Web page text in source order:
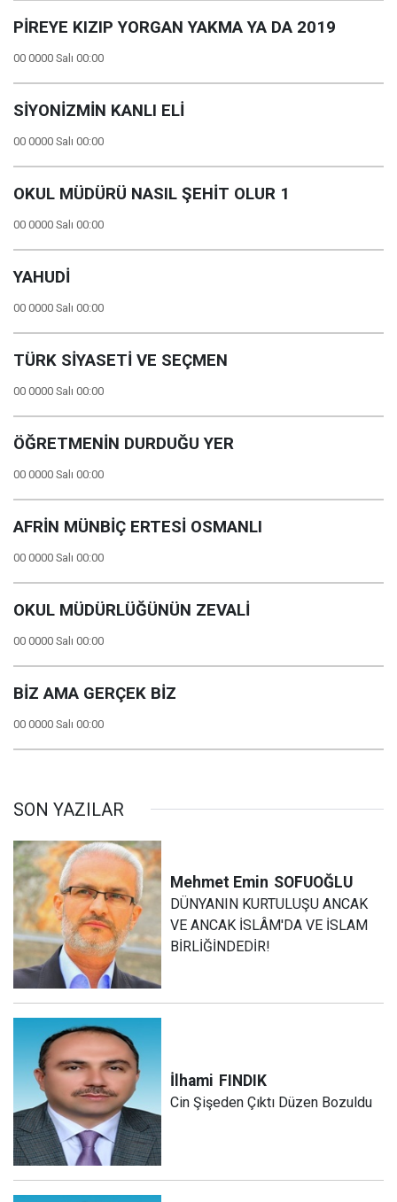
PİREYE KIZIP YORGAN YAKMA YA DA 2019
00 0000 Salı 00:00
SİYONİZMİN KANLI ELİ
00 0000 Salı 00:00
OKUL MÜDÜRÜ NASIL ŞEHİT OLUR 1
00 0000 Salı 00:00
YAHUDİ
00 0000 Salı 00:00
TÜRK SİYASETİ VE SEÇMEN
00 0000 Salı 00:00
ÖĞRETMENİN DURDUĞU YER
00 0000 Salı 00:00
AFRİN MÜNBİÇ ERTESİ OSMANLI
00 0000 Salı 00:00
OKUL MÜDÜRLÜĞÜNÜN ZEVALİ
00 0000 Salı 00:00
BİZ AMA GERÇEK BİZ
00 0000 Salı 00:00
SON YAZILAR
Mehmet Emin SOFUOĞLU
DÜNYANIN KURTULUŞU ANCAK
VE ANCAK İSLÂM'DA VE İSLAM
BİRLİĞİNDEDİR!
İlhami FINDIK
Cin Şişeden Çıktı Düzen Bozuldu